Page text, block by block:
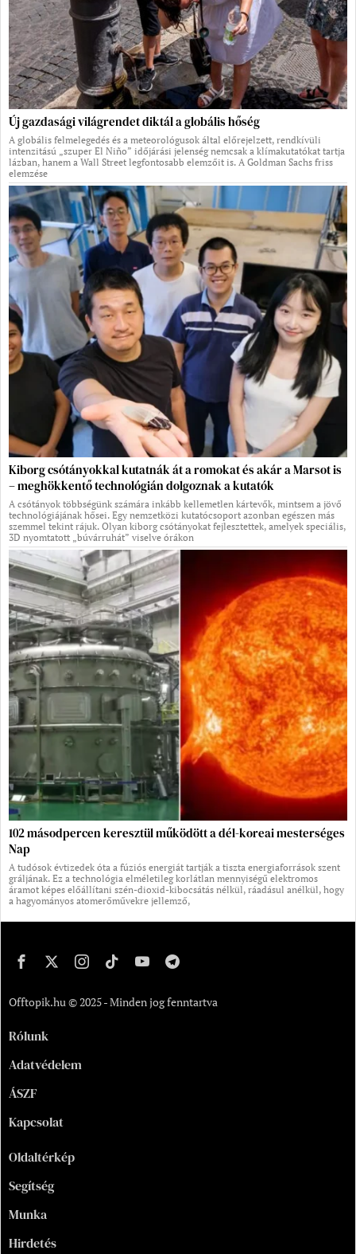
Új gazdasági világrendet diktál a globális hőség
A globális felmelegedés és a meteorológusok által előrejelzett, rendkívüli
intenzitású „szuper El Niño” időjárási jelenség nemcsak a klímakutatókat tartja
lázban, hanem a Wall Street legfontosabb elemzőit is. A Goldman Sachs friss
elemzése
Kiborg csótányokkal kutatnák át a romokat és akár a Marsot is
– meghökkentő technológián dolgoznak a kutatók
A csótányok többségünk számára inkább kellemetlen kártevők, mintsem a jövő
technológiájának hősei. Egy nemzetközi kutatócsoport azonban egészen más
szemmel tekint rájuk. Olyan kiborg csótányokat fejlesztettek, amelyek speciális,
3D nyomtatott „búvárruhát” viselve órákon
102 másodpercen keresztül működött a dél-koreai mesterséges
Nap
A tudósok évtizedek óta a fúziós energiát tartják a tiszta energiaforrások szent
gráljának. Ez a technológia elméletileg korlátlan mennyiségű elektromos
áramot képes előállítani szén-dioxid-kibocsátás nélkül, ráadásul anélkül, hogy
a hagyományos atomerőművekre jellemző,
Offtopik.hu © 2025 - Minden jog fenntartva
Rólunk
Adatvédelem
ÁSZF
Kapcsolat
Oldaltérkép
Segítség
Munka
Hirdetés